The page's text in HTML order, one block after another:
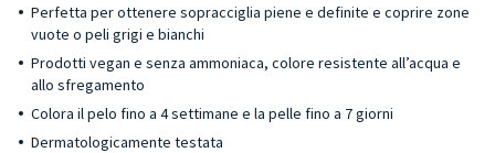
Perfetta per ottenere sopracciglia piene e definite e coprire zone
vuote o peli grigi e bianchi
Prodotti vegan e senza ammoniaca, colore resistente all’acqua e
allo sfregamento
Colora il pelo fino a 4 settimane e la pelle fino a 7 giorni
Dermatologicamente testata